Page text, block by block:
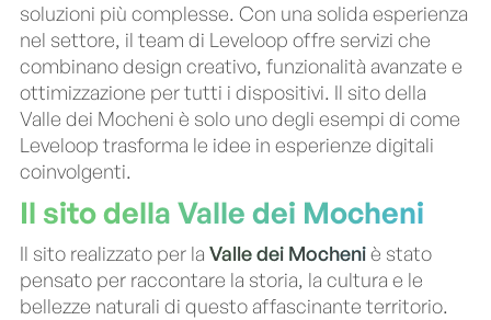
soluzioni più complesse. Con una solida esperienza
nel settore, il team di Leveloop offre servizi che
combinano design creativo, funzionalità avanzate e
ottimizzazione per tutti i dispositivi. Il sito della
Valle dei Mocheni è solo uno degli esempi di come
Leveloop trasforma le idee in esperienze digitali
coinvolgenti.
Il sito della Valle dei Mocheni
Il sito realizzato per la Valle dei Mocheniè stato
pensato per raccontare la storia, la cultura e le
bellezze naturali di questo affascinante territorio.